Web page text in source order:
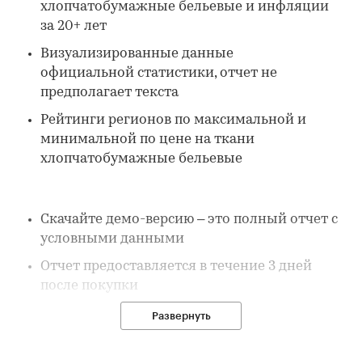
хлопчатобумажные бельевые и инфляции
за 20+ лет
Визуализированные данные
официальной статистики, отчет не
предполагает текста
Рейтинги регионов по максимальной и
минимальной по цене на ткани
хлопчатобумажные бельевые
Скачайте демо-версию – это полный отчет с
условными данными
Отчет предоставляется в течение 3 дней
после покупки
Развернуть